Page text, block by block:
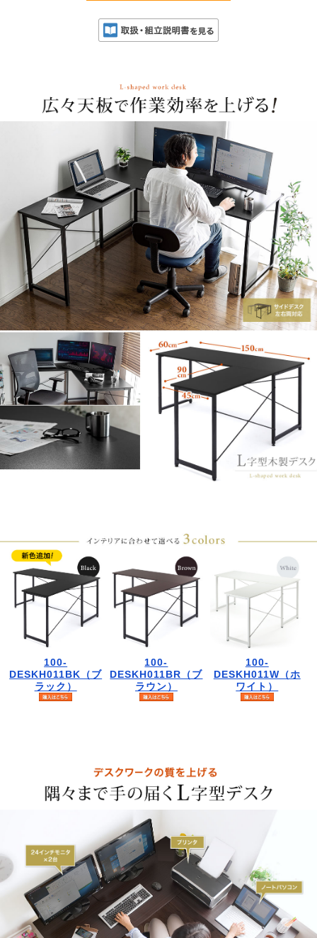
100-
DESKH011BK（ブ
ラック）
100-
DESKH011BR（ブ
ラウン）
100-
DESKH011W（ホ
ワイト）